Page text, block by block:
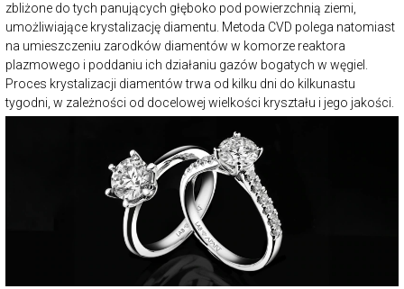
zbliżone do tych panujących głęboko pod powierzchnią ziemi,
umożliwiające krystalizację diamentu. Metoda CVD polega natomiast
na umieszczeniu zarodków diamentów w komorze reaktora
plazmowego i poddaniu ich działaniu gazów bogatych w węgiel.
Proces krystalizacji diamentów trwa od kilku dni do kilkunastu
tygodni, w zależności od docelowej wielkości kryształu i jego jakości.